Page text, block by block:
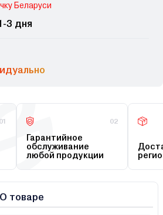
Беларуси
3 дня
01 02
Гарантийное
обслуживание
любой продукции
О товаре